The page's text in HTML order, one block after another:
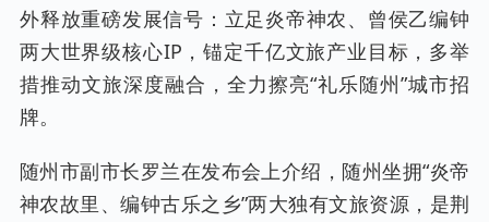
外释放重磅发展信号：立足炎帝神农、曾侯乙编钟
两大世界级核心IP，锚定千亿文旅产业目标，多举
措推动文旅深度融合，全力擦亮“礼乐随州”城市招
牌。
随州市副市长罗兰在发布会上介绍，随州坐拥“炎帝
神农故里、编钟古乐之乡”两大独有文旅资源，是荆